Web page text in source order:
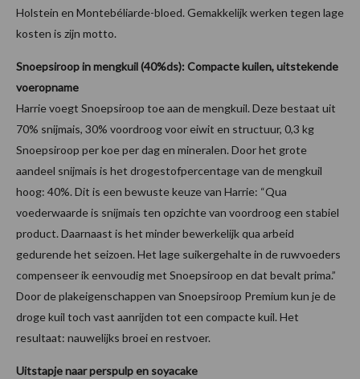
Holstein en Montebéliarde-bloed. Gemakkelijk werken tegen lage
kosten is zijn motto.
Snoepsiroop in mengkuil (40%ds): Compacte kuilen, uitstekende
voeropname
Harrie voegt Snoepsiroop toe aan de mengkuil. Deze bestaat uit
70% snijmais, 30% voordroog voor eiwit en structuur, 0,3 kg
Snoepsiroop per koe per dag en mineralen. Door het grote
aandeel snijmais is het drogestofpercentage van de mengkuil
hoog: 40%. Dit is een bewuste keuze van Harrie: “Qua
voederwaarde is snijmais ten opzichte van voordroog een stabiel
product. Daarnaast is het minder bewerkelijk qua arbeid
gedurende het seizoen. Het lage suikergehalte in de ruwvoeders
compenseer ik eenvoudig met Snoepsiroop en dat bevalt prima.”
Door de plakeigenschappen van Snoepsiroop Premium kun je de
droge kuil toch vast aanrijden tot een compacte kuil. Het
resultaat: nauwelijks broei en restvoer.
Uitstapje naar perspulp en soyacake